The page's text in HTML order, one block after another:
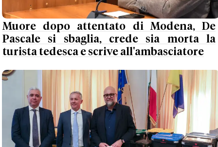
Muore dopo attentato di Modena, De
Pascale si sbaglia, crede sia morta la
turista tedesca e scrive all'ambasciatore